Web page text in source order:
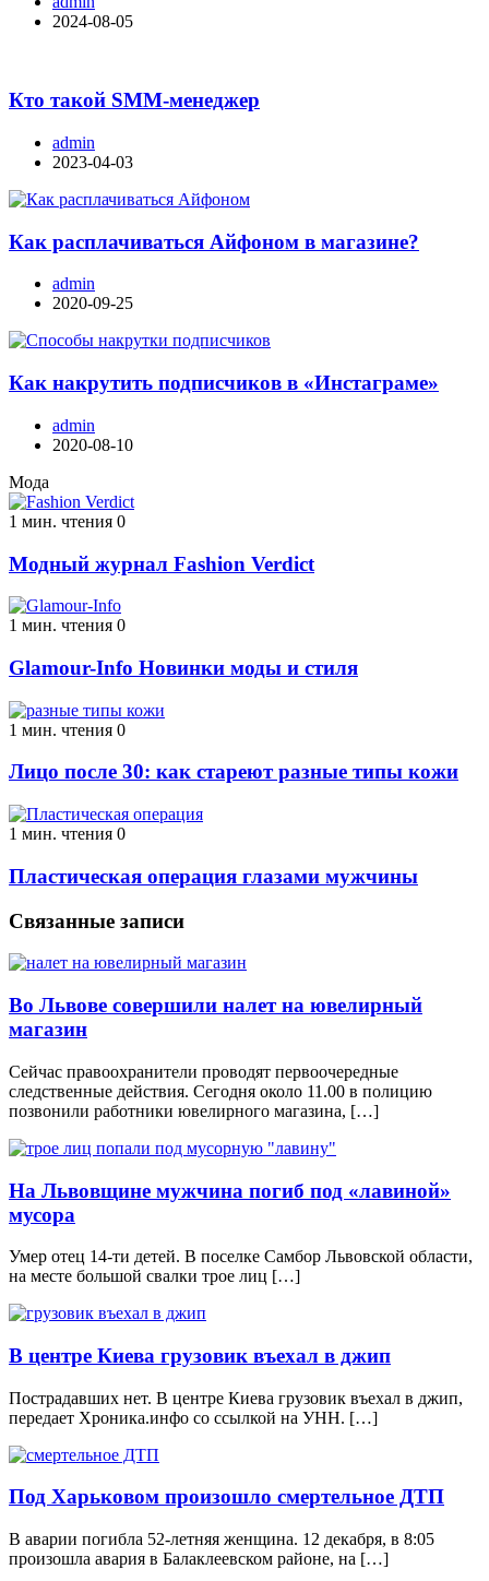
2024-08-05
Кто такой SMM-менеджер
admin
2023-04-03
Как расплачиваться Айфоном в магазине?
admin
2020-09-25
Как накрутить подписчиков в «Инстаграме»
admin
2020-08-10
Мода
1 мин. чтения 0
Модный журнал Fashion Verdict
1 мин. чтения 0
Glamour-Info Новинки моды и стиля
1 мин. чтения 0
Лицо после 30: как стареют разные типы кожи
1 мин. чтения 0
Пластическая операция глазами мужчины
Связанные записи
Во Львове совершили налет на ювелирный
магазин
Сейчас правоохранители проводят первоочередные
следственные действия. Сегодня около 11.00 в полицию
позвонили работники ювелирного магазина, […]
На Львовщине мужчина погиб под «лавиной»
мусора
Умер отец 14-ти детей. В поселке Самбор Львовской области,
на месте большой свалки трое лиц […]
В центре Киева грузовик въехал в джип
Пострадавших нет. В центре Киева грузовик въехал в джип,
передает Хроника.инфо со ссылкой на УНН. […]
Под Харьковом произошло смертельное ДТП
В аварии погибла 52-летняя женщина. 12 декабря, в 8:05
произошла авария в Балаклеевском районе, на […]